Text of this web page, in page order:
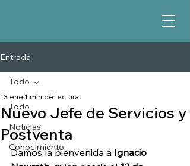
Entrada
Todo
Noticias
Conocimiento
Todo
Nuevo Jefe de Servicios y
Postventa
13 ene 1 min de lectura
Damos la bienvenida a Ignacio